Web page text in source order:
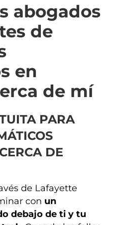
abogados
de
en
de mí
PARA
DE
de Lafayette
con un
debajo de ti y tu